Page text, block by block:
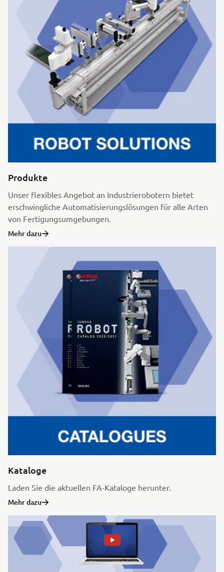
Produkte
Unser flexibles Angebot an Industrierobotern bietet
erschwingliche Automatisierungslösungen für alle Arten
von Fertigungsumgebungen.
Mehr dazu
Kataloge
Laden Sie die aktuellen FA-Kataloge herunter.
Mehr dazu